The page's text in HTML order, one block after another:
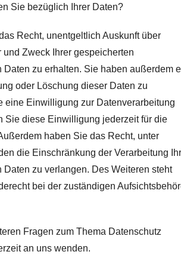
Sie bezüglich Ihrer Daten?
Recht, unentgeltlich Auskunft über
und Zweck Ihrer gespeicherten
Daten zu erhalten. Sie haben außerdem
oder Löschung dieser Daten zu
eine Einwilligung zur Datenverarbeitung
Sie diese Einwilligung jederzeit für die
haben Sie das Recht, unter
die Einschränkung der Verarbeitung
Daten zu verlangen. Des Weiteren steht
bei der zuständigen
Fragen zum Thema Datenschutz
an uns wenden.